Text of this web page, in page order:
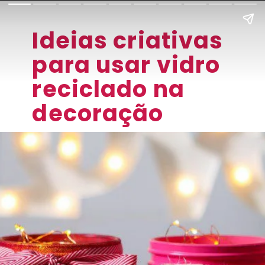
Ideias criativas
para usar vidro
reciclado na
decoração